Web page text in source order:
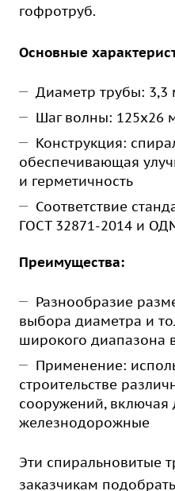
гофротруб.
Основные
Диаметр трубы: 3,3
Шаг волны: 125х26
Конструкция:
обеспечивающая
и герметичность
Соответствие
ГОСТ 32871-2014 и
Преимущества:
Разнообразие
выбора диаметра и
широкого диапазона
Применение:
строительстве
сооружений,
железнодорожные
Эти спиральновитые
заказчикам